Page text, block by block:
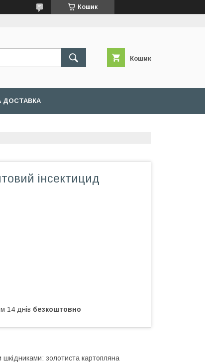
Кошик
Кошик
ДОСТАВКА
інсектицид
14 днів безкоштовно
шкідниками: золотиста картопляна